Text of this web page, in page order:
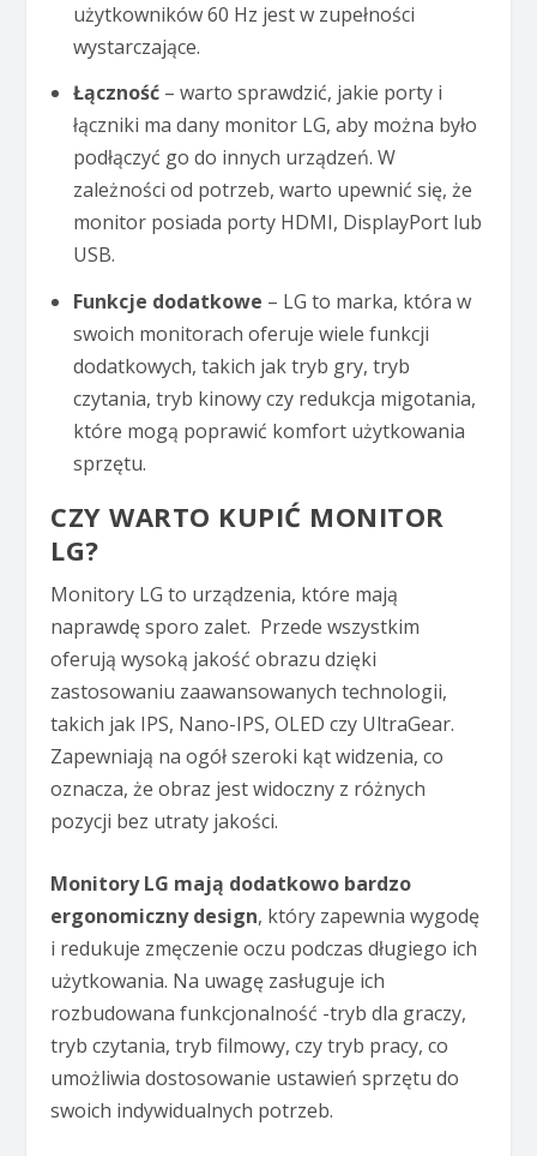
użytkowników 60 Hz jest w zupełności
wystarczające.
Łączność– warto sprawdzić, jakie porty i
łączniki ma dany monitor LG, aby można było
podłączyć go do innych urządzeń. W
zależności od potrzeb, warto upewnić się, że
monitor posiada porty HDMI, DisplayPort lub
USB.
Funkcje dodatkowe – LG to marka, która w
swoich monitorach oferuje wiele funkcji
dodatkowych, takich jak tryb gry, tryb
czytania, tryb kinowy czy redukcja migotania,
które mogą poprawić komfort użytkowania
sprzętu.
CZY WARTO KUPIĆ MONITOR
LG?
Monitory LG to urządzenia, które mają
naprawdę sporo zalet. Przede wszystkim
oferują wysoką jakość obrazu dzięki
zastosowaniu zaawansowanych technologii,
takich jak IPS, Nano-IPS, OLED czy UltraGear.
Zapewniają na ogół szeroki kąt widzenia, co
oznacza, że obraz jest widoczny z różnych
pozycji bez utraty jakości.
Monitory LG mają dodatkowo bardzo
ergonomiczny design, który zapewnia wygodę
i redukuje zmęczenie oczu podczas długiego ich
użytkowania. Na uwagę zasługuje ich
rozbudowana funkcjonalność -tryb dla graczy,
tryb czytania, tryb filmowy, czy tryb pracy, co
umożliwia dostosowanie ustawień sprzętu do
swoich indywidualnych potrzeb.